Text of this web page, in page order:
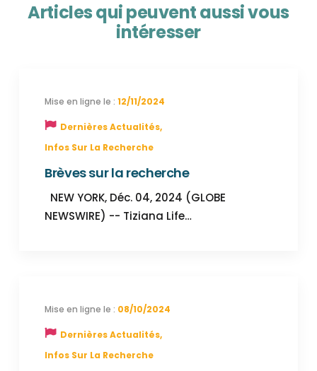
Articles qui peuvent aussi vous
intéresser
12/11/2024
Dernières Actualités,
Infos Sur La Recherche
Brèves sur la recherche
NEW YORK, Déc. 04, 2024 (GLOBE
NEWSWIRE) -- Tiziana Life…
08/10/2024
Dernières Actualités,
Infos Sur La Recherche